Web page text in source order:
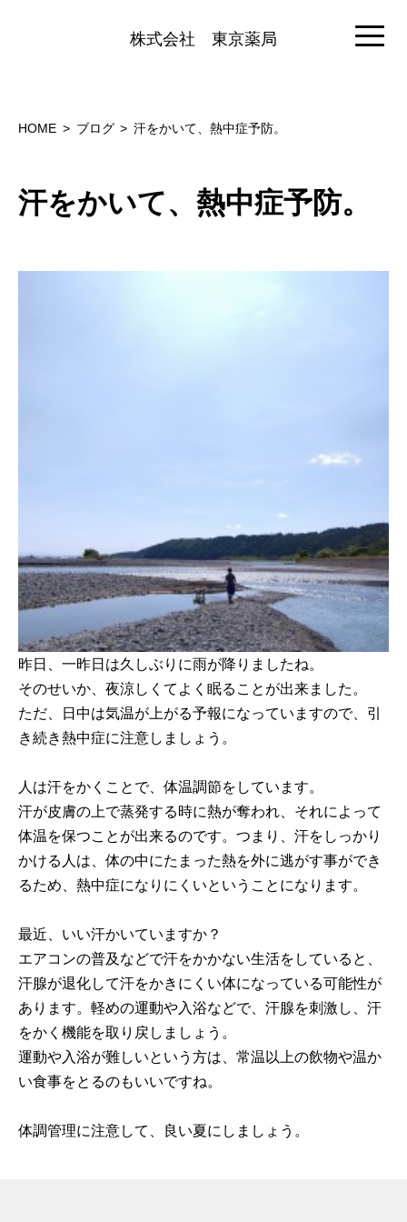
株式会社 東京薬局
HOME ブログ 汗をかいて、熱中症予防。
汗をかいて、熱中症予防。
昨日、一昨日は久しぶりに雨が降りましたね。
そのせいか、夜涼しくてよく眠ることが出来ました。
ただ、日中は気温が上がる予報になっていますので、引
き続き熱中症に注意しましょう。
人は汗をかくことで、体温調節をしています。
汗が皮膚の上で蒸発する時に熱が奪われ、それによって
体温を保つことが出来るのです。つまり、汗をしっかり
かける人は、体の中にたまった熱を外に逃がす事ができ
るため、熱中症になりにくいということになります。
最近、いい汗かいていますか？
エアコンの普及などで汗をかかない生活をしていると、
汗腺が退化して汗をかきにくい体になっている可能性が
あります。軽めの運動や入浴などで、汗腺を刺激し、汗
をかく機能を取り戻しましょう。
運動や入浴が難しいという方は、常温以上の飲物や温か
い食事をとるのもいいですね。
体調管理に注意して、良い夏にしましょう。